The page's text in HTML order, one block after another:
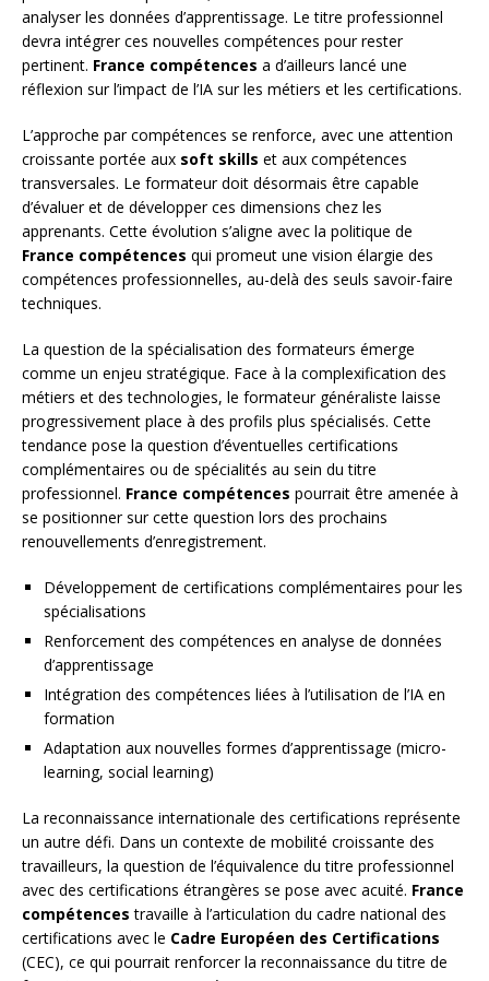
analyser les données d’apprentissage. Le titre professionnel
devra intégrer ces nouvelles compétences pour rester
pertinent. France compétences a d’ailleurs lancé une
réflexion sur l’impact de l’IA sur les métiers et les certifications.
L’approche par compétences se renforce, avec une attention
croissante portée aux soft skills et aux compétences
transversales. Le formateur doit désormais être capable
d’évaluer et de développer ces dimensions chez les
apprenants. Cette évolution s’aligne avec la politique de
France compétences qui promeut une vision élargie des
compétences professionnelles, au-delà des seuls savoir-faire
techniques.
La question de la spécialisation des formateurs émerge
comme un enjeu stratégique. Face à la complexification des
métiers et des technologies, le formateur généraliste laisse
progressivement place à des profils plus spécialisés. Cette
tendance pose la question d’éventuelles certifications
complémentaires ou de spécialités au sein du titre
professionnel. France compétences pourrait être amenée à
se positionner sur cette question lors des prochains
renouvellements d’enregistrement.
Développement de certifications complémentaires pour les
spécialisations
Renforcement des compétences en analyse de données
d’apprentissage
Intégration des compétences liées à l’utilisation de l’IA en
formation
Adaptation aux nouvelles formes d’apprentissage (micro-
learning, social learning)
La reconnaissance internationale des certifications représente
un autre défi. Dans un contexte de mobilité croissante des
travailleurs, la question de l’équivalence du titre professionnel
avec des certifications étrangères se pose avec acuité. France
compétences travaille à l’articulation du cadre national des
certifications avec le Cadre Européen des Certifications
(CEC), ce qui pourrait renforcer la reconnaissance du titre de